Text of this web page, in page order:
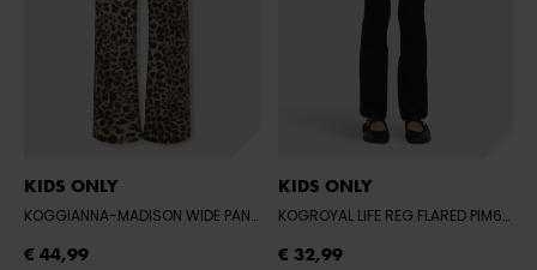
KIDS ONLY
KOGGIANNA-MADISON WIDE PANT CS PNT - LIGHT TAUPE/W BLACK LEO
€ 44,99
KIDS ONLY
KOGROYAL LIFE REG FLARED PIM600 NOO
€ 32,99